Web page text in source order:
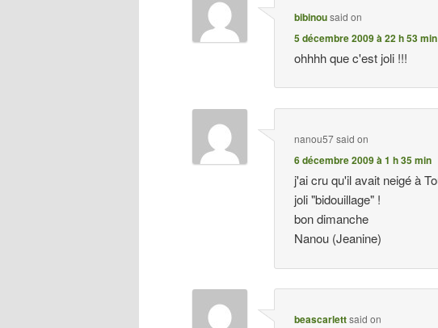
bibinousaid on
5 décembre 2009 à 22 h 53 min
ohhhh que c'est joli !!!
nanou57said on
6 décembre 2009 à 1 h 35 min
j'ai cru qu'il avait neigé à
joli "bidouillage" !
bon dimanche
Nanou (Jeanine)
beascarlettsaid on